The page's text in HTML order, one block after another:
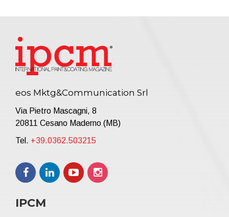
eos Mktg&Communication Srl
Via Pietro Mascagni, 8
20811 Cesano Maderno (MB)
Tel. +39.0362.503215
IPCM